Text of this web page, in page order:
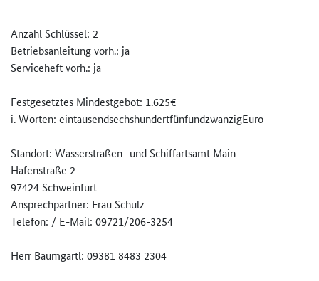
Anzahl Schlüssel: 2
Betriebsanleitung vorh.: ja
Serviceheft vorh.: ja
Festgesetztes Mindestgebot: 1.625€
i. Worten: eintausendsechshundertfünfundz­wanzigEuro
Standort: Wasserstraßen- und Schiffartsamt Main
Hafenstraße 2
97424 Schweinfurt
Ansprechpartner: Frau Schulz
Telefon: / E-Mail: 09721/206-3254
Herr Baumgartl: 09381 8483 2304